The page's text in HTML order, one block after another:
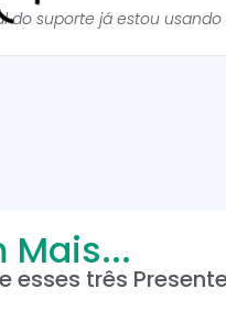
suporte já estou
Mais...
esses três